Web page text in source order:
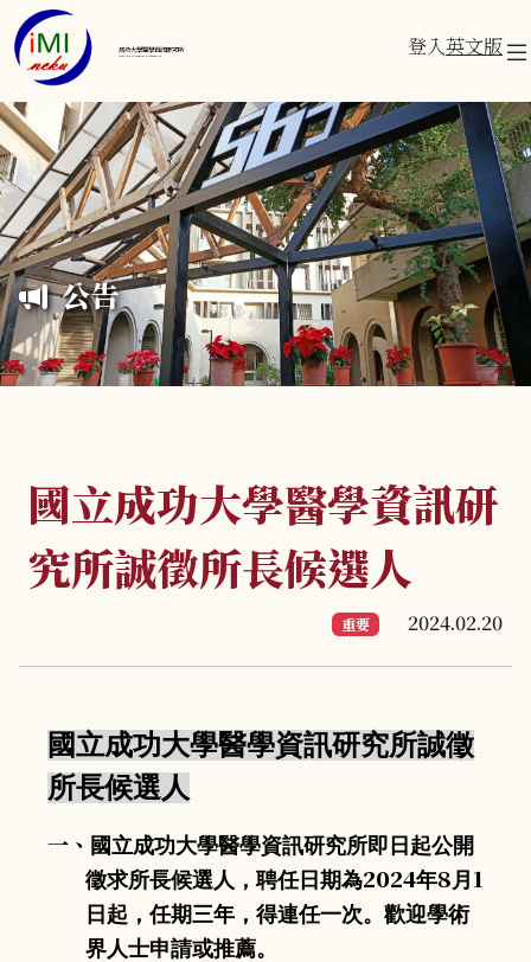
成功大學醫學資訊研究所
Institute of Medical Informatics 登入英文版
公告
國立成功大學醫學資訊研
究所誠徵所長候選人
重要 2024.02.20
國立成功大學醫學資訊研究所誠徵
所長候選人
一、 國立成功大學醫學資訊研究所即日起公開
徵求所長候選人，聘任日期為2024年8月 1
日起，任期三年，得連任一次。歡迎學術
界人士申請或推薦。